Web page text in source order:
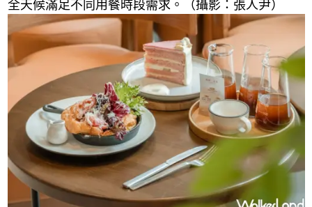
全天候滿足不同用餐時段需求。（攝影：張人尹）